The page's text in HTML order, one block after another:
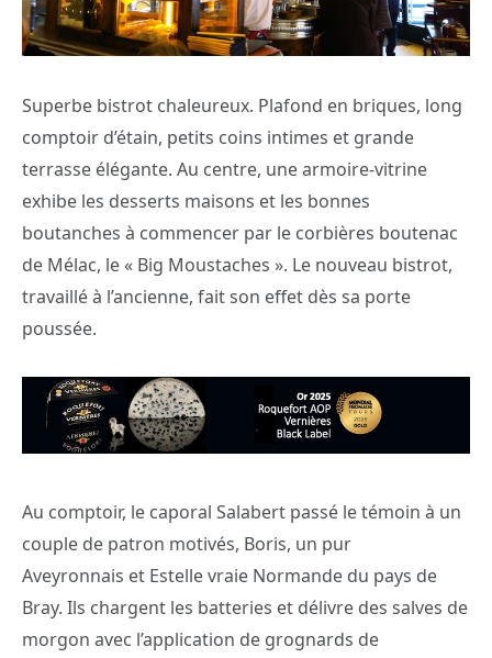
Superbe bistrot chaleureux. Plafond en briques, long
comptoir d’étain, petits coins intimes et grande
terrasse élégante. Au centre, une armoire-vitrine
exhibe les desserts maisons et les bonnes
boutanches à commencer par le corbières boutenac
de Mélac, le « Big Moustaches ». Le nouveau bistrot,
travaillé à l’ancienne, fait son effet dès sa porte
poussée.
Au comptoir, le caporal Salabert passé le témoin à un
couple de patron motivés, Boris, un pur
Aveyronnais et Estelle vraie Normande du pays de
Bray. Ils chargent les batteries et délivre des salves de
morgon avec l’application de grognards de